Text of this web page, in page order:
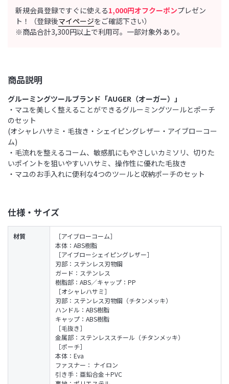
新規会員登録ですぐに使える1,000円オフクーポンプレゼン
ト！（登録後マイページをご確認下さい）
※商品合計3,300円以上で利用可。一部対象外あり。
商品説明
グルーミングツールブランド「AUGER（オーガー）」
・マユを美しく整えることができるグルーミングツールとポーチ
のセット
(オシャレハサミ・毛抜き・シェイピングレザー・アイブローコー
ム)
・毛流れを整えるコーム、敏感肌にもやさしいカミソリ、切りた
いポイントを狙いやすいハサミ、操作性に優れた毛抜き
・マユのお手入れに便利な4つのツールと収納ポーチのセット
仕様・サイズ
材質
［アイブローコーム］
本体：ABS樹脂
［アイブローシェイピングレザー］
刃部：ステンレス刃物鋼
ガード：ステンレス
樹脂部：ABS／キャップ：PP
［オシャレハサミ］
刃部：ステンレス刃物鋼（チタンメッキ）
ハンドル：ABS樹脂
キャップ：ABS樹脂
［毛抜き］
金属部：ステンレススチール（チタンメッキ）
［ポーチ］
本体：Eva
ファスナー： ナイロン
引き手：亜鉛合金＋PVC